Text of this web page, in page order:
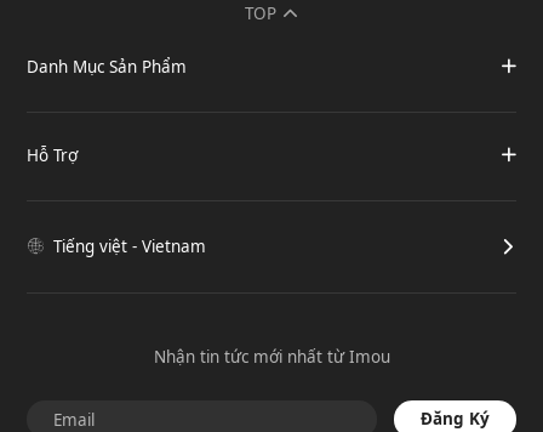
TOP
Danh Mục Sản Phẩm
Hỗ Trợ
Tiếng việt - Vietnam
Nhận tin tức mới nhất từ Imou
Đăng Ký